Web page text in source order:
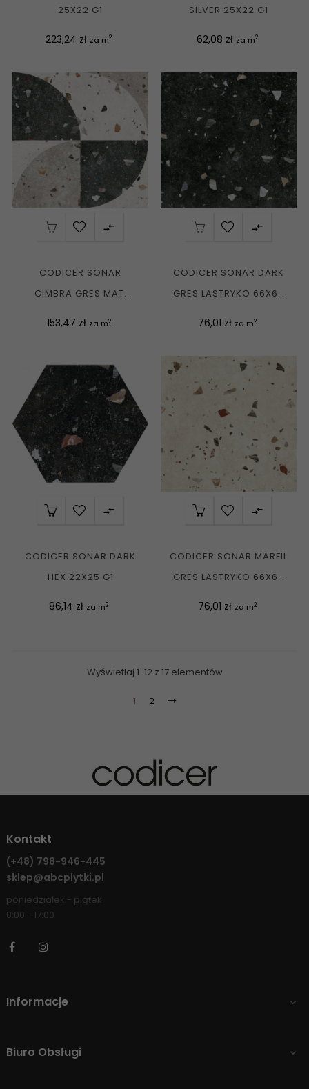
25X22 G1
Cena
223,24 zł za m2
SILVER 25X22 G1
Cena
62,08 zł za m2

CODICER SONAR
CIMBRA GRES MAT.
Cena
153,47 zł za m2

CODICER SONAR DARK
GRES LASTRYKO 66X66
Cena
76,01 zł za m2

CODICER SONAR DARK
HEX 22X25 G1
Cena
86,14 zł za m2

CODICER SONAR MARFIL
GRES LASTRYKO 66X66
Cena
76,01 zł za m2
Wyświetlaj 1-12 z 17 elementów
1 2
Kontakt
(+48) 798-946-445
sklep@abcplytki.pl
poniedziałek - piątek
8:00 - 17:00
Facebook
Informacje 
Biuro Obsługi 